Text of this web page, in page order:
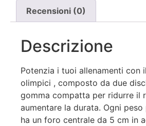
Recensioni (0)
Descrizione
Potenzia i tuoi allenamenti con
olimpici , composto da due
gomma compatta per ridurre il
aumentare la durata. Ogni
ha un foro centrale da 5 cm in